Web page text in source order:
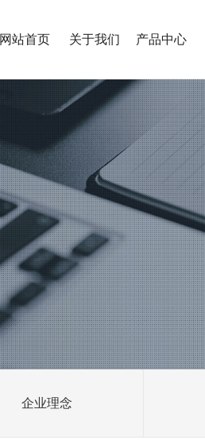
网站首页 关于我们 产品中心
企业理念